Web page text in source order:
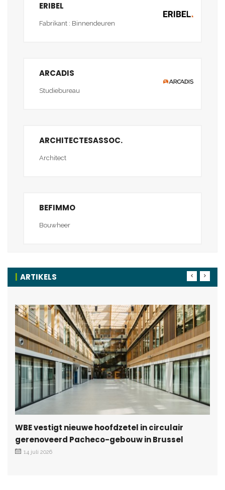
ERIBEL
Fabrikant : Binnendeuren
ARCADIS
Studiebureau
ARCHITECTESASSOC.
Architect
BEFIMMO
Bouwheer
ARTIKELS
WBE vestigt nieuwe hoofdzetel in circulair
gerenoveerd Pacheco-gebouw in Brussel
14 juli 2026